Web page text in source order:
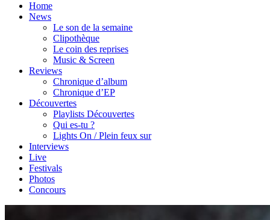
Home
News
Le son de la semaine
Clipothèque
Le coin des reprises
Music & Screen
Reviews
Chronique d’album
Chronique d’EP
Découvertes
Playlists Découvertes
Qui es-tu ?
Lights On / Plein feux sur
Interviews
Live
Festivals
Photos
Concours